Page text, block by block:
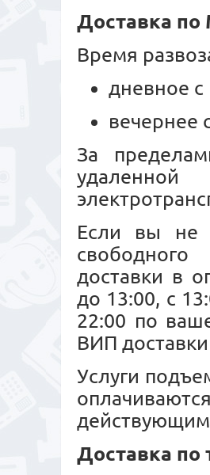
Доставка
Время
дневное с
вечернее
За
Если вы не
свободного
доставки в
до 13:00, с
22:00 по
ВИП
Услуги
Доставка по